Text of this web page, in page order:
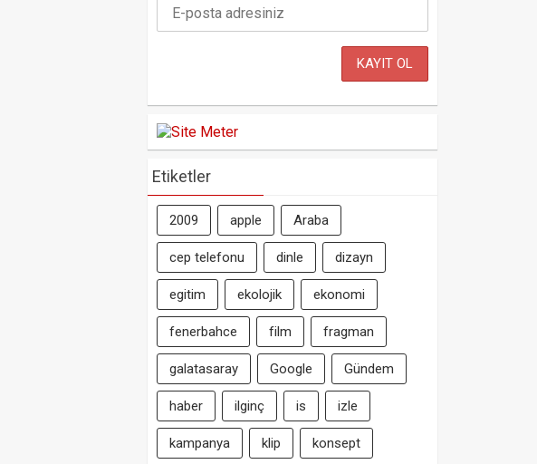
Etiketler
2009 apple Araba
cep telefonu dinle dizayn
egitim ekolojik ekonomi
fenerbahce film fragman
galatasaray Google Gündem
haber ilginç is izle
kampanya klip konsept